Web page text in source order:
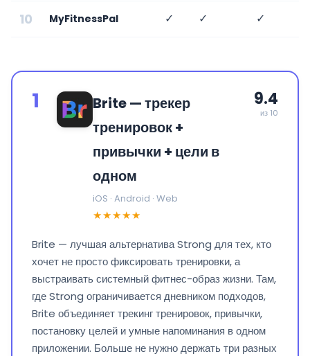
10 MyFitnessPal ✓ ✓ ✓
1
Brite — трекер
тренировок +
привычки + цели в
одном
iOS · Android · Web
★★★★★
9.4
из 10
Brite — лучшая альтернатива Strong для тех, кто
хочет не просто фиксировать тренировки, а
выстраивать системный фитнес-образ жизни. Там,
где Strong ограничивается дневником подходов,
Brite объединяет трекинг тренировок, привычки,
постановку целей и умные напоминания в одном
приложении. Больше не нужно держать три разных